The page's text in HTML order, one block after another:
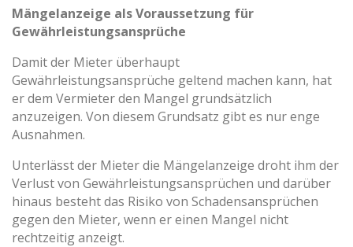
Mängelanzeige als Voraussetzung für
Gewährleistungsansprüche
Damit der Mieter überhaupt
Gewährleistungsansprüche geltend machen kann, hat
er dem Vermieter den Mangel grundsätzlich
anzuzeigen. Von diesem Grundsatz gibt es nur enge
Ausnahmen.
Unterlässt der Mieter die Mängelanzeige droht ihm der
Verlust von Gewährleistungsansprüchen und darüber
hinaus besteht das Risiko von Schadensansprüchen
gegen den Mieter, wenn er einen Mangel nicht
rechtzeitig anzeigt.